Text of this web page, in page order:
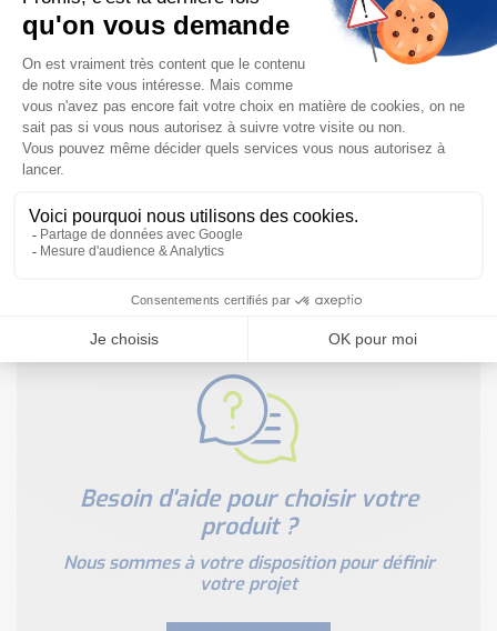
Besoin d'informations complémentaires ?
Notre documentation technique est à votre disposition
JE TÉLÉCHARGE
NOUS CONTACTER
Besoin d'aide pour choisir votre
produit ?
Nous sommes à votre disposition pour définir
votre projet